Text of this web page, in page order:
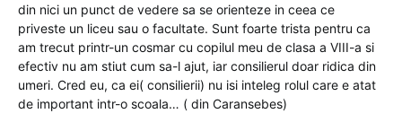
din nici un punct de vedere sa se orienteze in ceea ce
priveste un liceu sau o facultate. Sunt foarte trista pentru ca
am trecut printr-un cosmar cu copilul meu de clasa a VIII-a si
efectiv nu am stiut cum sa-l ajut, iar consilierul doar ridica din
umeri. Cred eu, ca ei( consilierii) nu isi inteleg rolul care e atat
de important intr-o scoala… ( din Caransebes)